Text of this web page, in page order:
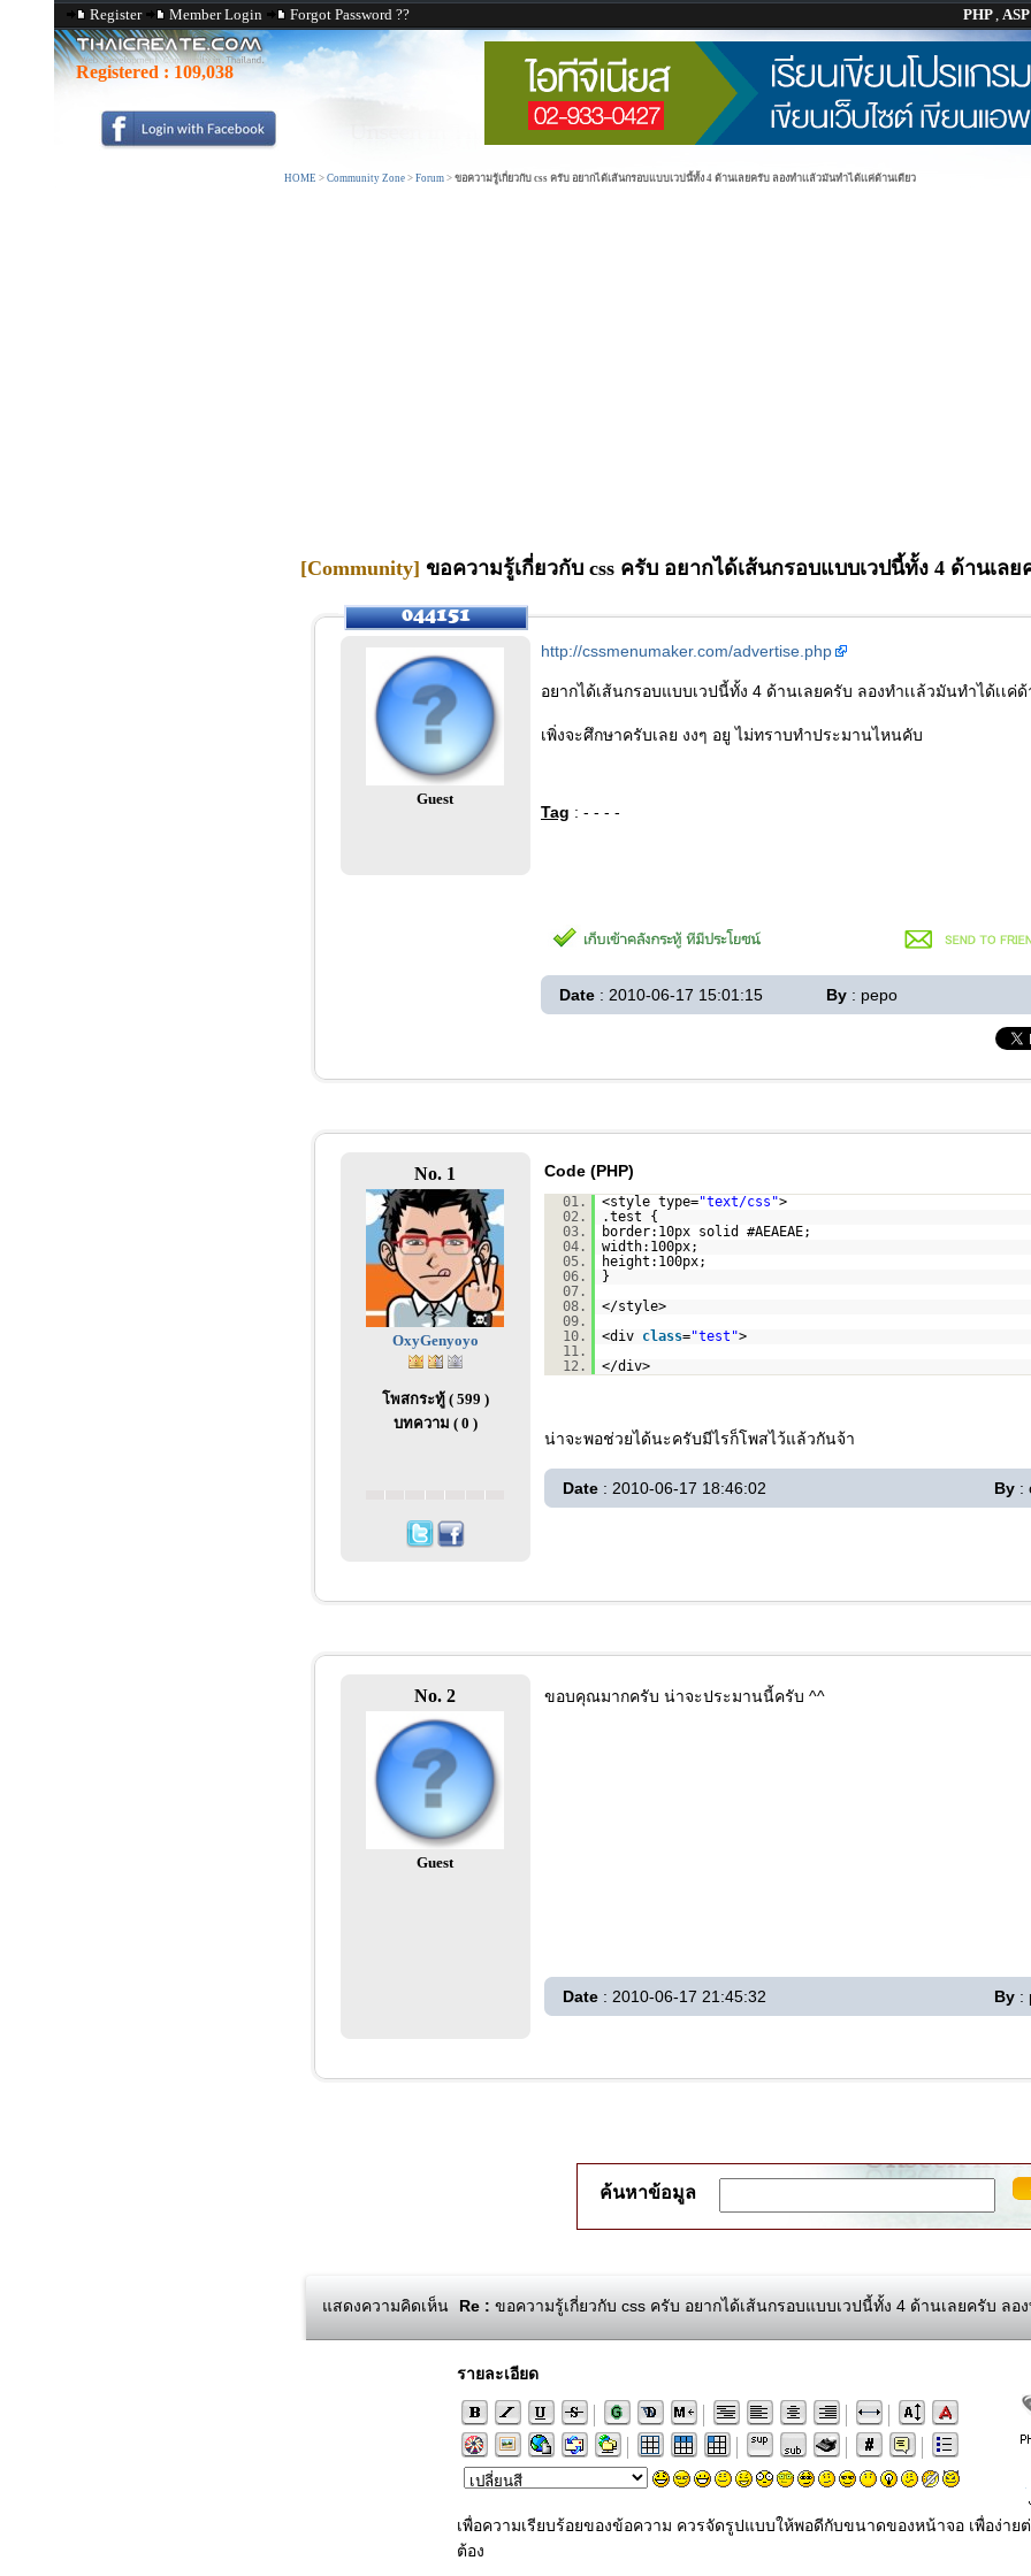
Register Member Login Forgot Password ?? PHP, ASP
Registered : 109,038
HOME > Community Zone > Forum > ขอความรู้เกี่ยวกับ css ครับ อยากได้เส้นกรอบแบบเวปนี้ทั้ง 4 ด้านเลยครับ ลองทำเเล้วมันทำได้เเค่ด้านเดียว
[Community] ขอความรู้เกี่ยวกับ css ครับ อยากได้เส้นกรอบแบบเวปนี้ทั้ง 4 ด้านเลย
Guest
http://cssmenumaker.com/advertise.php
อยากได้เส้นกรอบแบบเวปนี้ทั้ง 4 ด้านเลยครับ ลองทำเเล้วมันทำได้เเค่
เพิ่งจะศึกษาครับเลย งงๆ อยู ไม่ทราบทำประมานไหนคับ
Tag : - - - -
Date : 2010-06-17 15:01:15 By : pepo
No. 1
OxyGenyoyo
โพสกระทู้ ( 599 )
บทความ ( 0 )
Code (PHP)
01. <style type="text/css">
02.
.test {
03.
border:10px solid #AEAEAE;
04.
width:100px;
05.
height:100px;
06.
}
07.
08.
</style>
09.
10.
<div class="test">
11.
12.
</div>
น่าจะพอช่วยได้นะครับมีไรก็โพสไว้แล้วกันจ้า
Date : 2010-06-17 18:46:02 By :
No. 2
Guest
ขอบคุณมากครับ น่าจะประมานนี้ครับ ^^
Date : 2010-06-17 21:45:32 By :
ค้นหาข้อมูล
แสดงความคิดเห็น Re : ขอความรู้เกี่ยวกับ css ครับ อยากได้เส้นกรอบแบบเวปนี้ทั้ง 4 ด้านเลยครับ ลอง
รายละเอียด
เพื่อความเรียบร้อยของข้อความ ควรจัดรูปแบบให้พอดีกับขนาดของหน้าจอ เพื่อง่า
ต้อง